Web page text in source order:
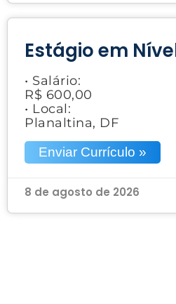
Estágio em
• Salário:
R$ 600,00
• Local:
Planaltina, DF
Enviar Currículo »
8 de agosto de 2026